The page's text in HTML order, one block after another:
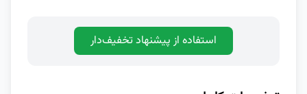
استفاده از پیشنهاد تخفیف‌دار